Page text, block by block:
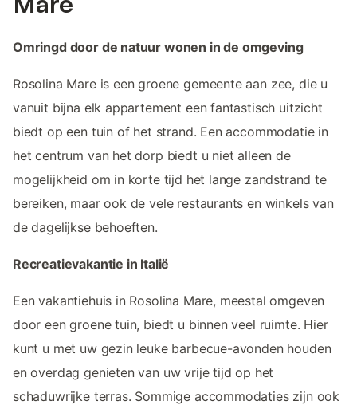
Omringd door de natuur wonen in de omgeving
Rosolina Mare is een groene gemeente aan zee, die u
vanuit bijna elk appartement een fantastisch uitzicht
biedt op een tuin of het strand. Een accommodatie in
het centrum van het dorp biedt u niet alleen de
mogelijkheid om in korte tijd het lange zandstrand te
bereiken, maar ook de vele restaurants en winkels van
de dagelijkse behoeften.
Recreatievakantie in Italië
Een vakantiehuis in Rosolina Mare, meestal omgeven
door een groene tuin, biedt u binnen veel ruimte. Hier
kunt u met uw gezin leuke barbecue-avonden houden
en overdag genieten van uw vrije tijd op het
schaduwrijke terras. Sommige accommodaties zijn ook